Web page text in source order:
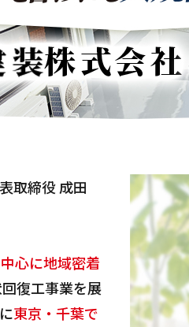
取締役 成田
心に地域密着
復工事業を展
東京・千葉で